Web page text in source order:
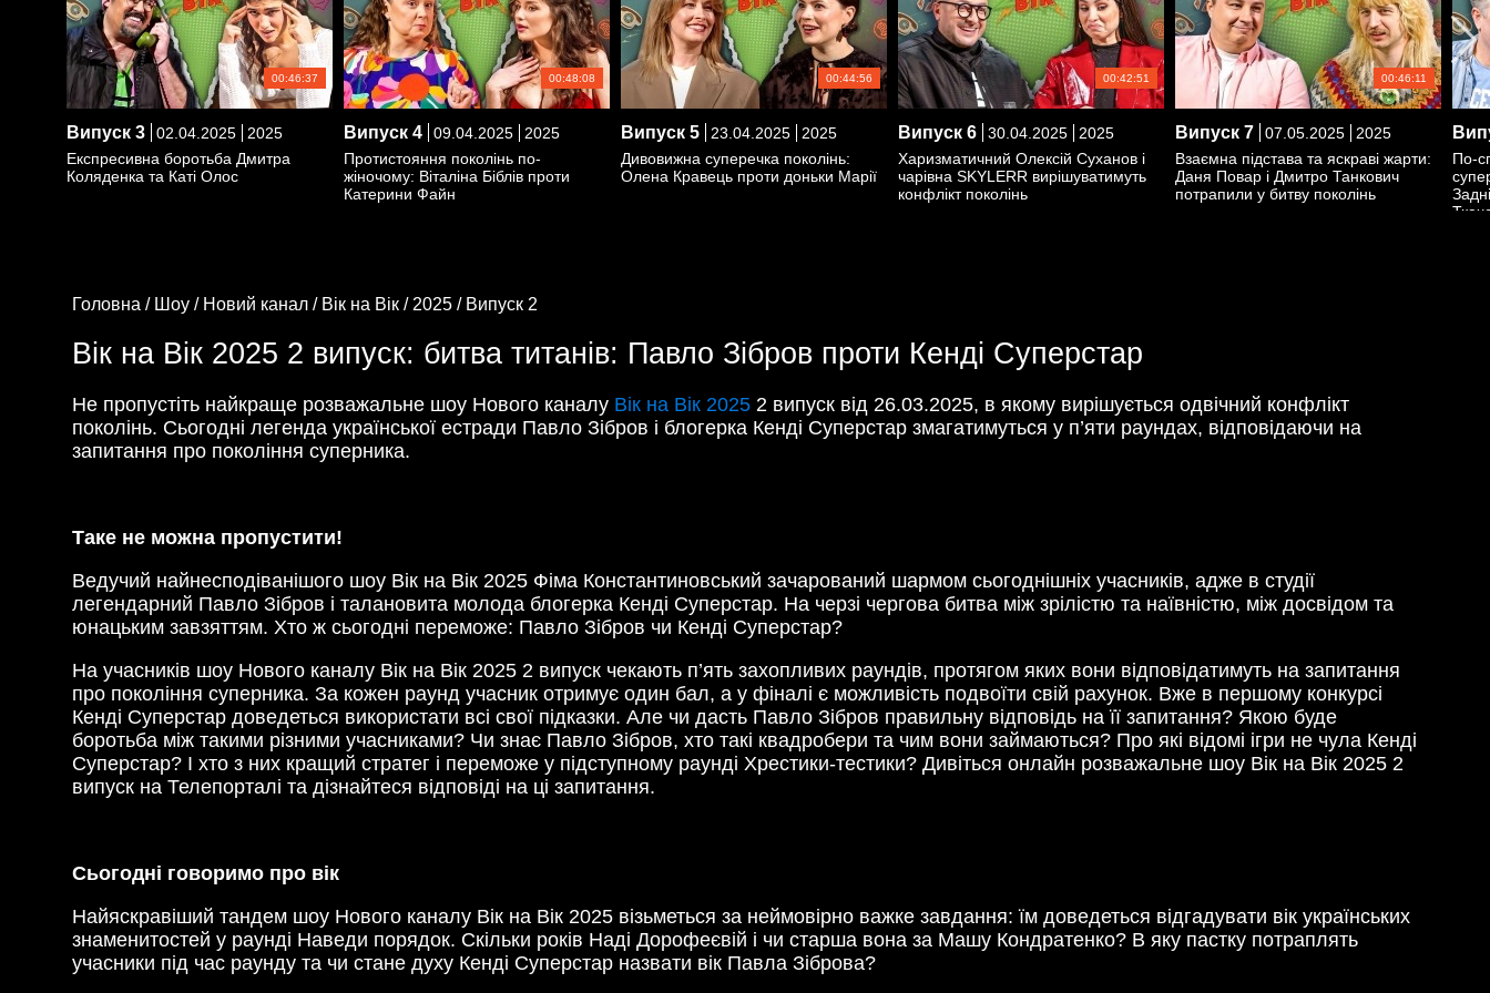
00:46:37
Випуск 3 02.04.2025
2025
Експресивна боротьба Дмитра
Коляденка та Каті Олос
00:48:08
Випуск 4 09.04.2025
2025
Протистояння поколінь по-
жіночому: Віталіна Біблів проти
Катерини Файн
00:44:56
Випуск 5 23.04.2025
2025
Дивовижна суперечка поколінь:
Олена Кравець проти доньки Марії
00:42:51
Випуск 6 30.04.2025
2025
Харизматичний Олексій Суханов і
чарівна SKYLERR вирішуватимуть
конфлікт поколінь
00:46:11
Випуск 7 07.05.2025
2025
Взаємна підстава та яскраві жарти:
Даня Повар і Дмитро Танкович
потрапили у битву поколінь
По-
Головна / Шоу / Новий канал / Вік на Вік / 2025 / Випуск 2
Вік на Вік 2025 2 випуск: битва титанів: Павло Зібров проти Кенді Суперстар
Не пропустіть найкраще розважальне шоу Нового каналу Вік на Вік 2025 2 випуск від 26.03.2025, в якому вирішується одвічний конфлікт
поколінь. Сьогодні легенда української естради Павло Зібров і блогерка Кенді Суперстар змагатимуться у п’яти раундах, відповідаючи на
запитання про покоління суперника.
Таке не можна пропустити!
Ведучий найнесподіванішого шоу Вік на Вік 2025 Фіма Константиновський зачарований шармом сьогоднішніх учасників, адже в студії
легендарний Павло Зібров і талановита молода блогерка Кенді Суперстар. На черзі чергова битва між зрілістю та наївністю, між досвідом та
юнацьким завзяттям. Хто ж сьогодні переможе: Павло Зібров чи Кенді Суперстар?
На учасників шоу Нового каналу Вік на Вік 2025 2 випуск чекають п’ять захопливих раундів, протягом яких вони відповідатимуть на запитання
про покоління суперника. За кожен раунд учасник отримує один бал, а у фіналі є можливість подвоїти свій рахунок. Вже в першому конкурсі
Кенді Суперстар доведеться використати всі свої підказки. Але чи дасть Павло Зібров правильну відповідь на її запитання? Якою буде
боротьба між такими різними учасниками? Чи знає Павло Зібров, хто такі квадробери та чим вони займаються? Про які відомі ігри не чула Кенді
Суперстар? І хто з них кращий стратег і переможе у підступному раунді Хрестики-тестики? Дивіться онлайн розважальне шоу Вік на Вік 2025 2
випуск на Телепорталі та дізнайтеся відповіді на ці запитання.
Сьогодні говоримо про вік
Найяскравіший тандем шоу Нового каналу Вік на Вік 2025 візьметься за неймовірно важке завдання: їм доведеться відгадувати вік українських
знаменитостей у раунді Наведи порядок. Скільки років Наді Дорофеєвій і чи старша вона за Машу Кондратенко? В яку пастку потраплять
учасники під час раунду та чи стане духу Кенді Суперстар назвати вік Павла Зіброва?